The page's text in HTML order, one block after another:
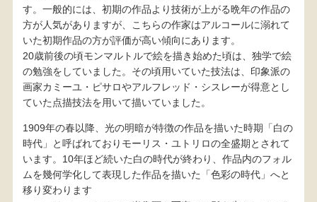
す。一般的には、初期の作品より技術が上がる晩年の作品の
方が人気がありますが、こちらの作家はアルコールに溺れて
いた初期作品の方が評価が高い傾向にあります。
20歳前後の頃モンマルトルで絵を描き始めた頃は、独学で絵
の勉強をしていました。その頃用いていた技法は、印象派の
画家カミーユ・ピサロやアルフレッド・シスレーが得意とし
ていた点描技法を用いて描いていました。
1909年の春以降、光の明暗が特徴の作品を描いた時期「白の
時代」と呼ばれておりモーリス・ユトリロの全盛期とされて
います。10年ほど続いた白の時代が終わり、作品内のフォル
ムを幾何学化して表現した作品を描いた「色彩の時代」へと
移り変わります